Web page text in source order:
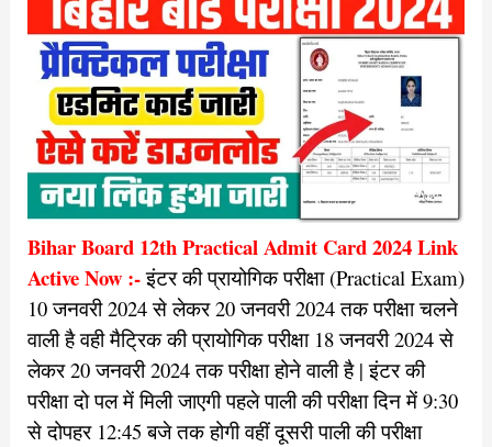
Bihar Board 12th Practical Admit Card 2024 Link
Active Now :-इंटर की प्रायोगिक परीक्षा (Practical Exam)
10 जनवरी 2024 से लेकर 20 जनवरी 2024 तक परीक्षा चलने
वाली है वही मैट्रिक की प्रायोगिक परीक्षा 18 जनवरी 2024 से
लेकर 20 जनवरी 2024 तक परीक्षा होने वाली है | इंटर की
परीक्षा दो पल में मिली जाएगी पहले पाली की परीक्षा दिन में 9:30
से दोपहर 12:45 बजे तक होगी वहीं दूसरी पाली की परीक्षा